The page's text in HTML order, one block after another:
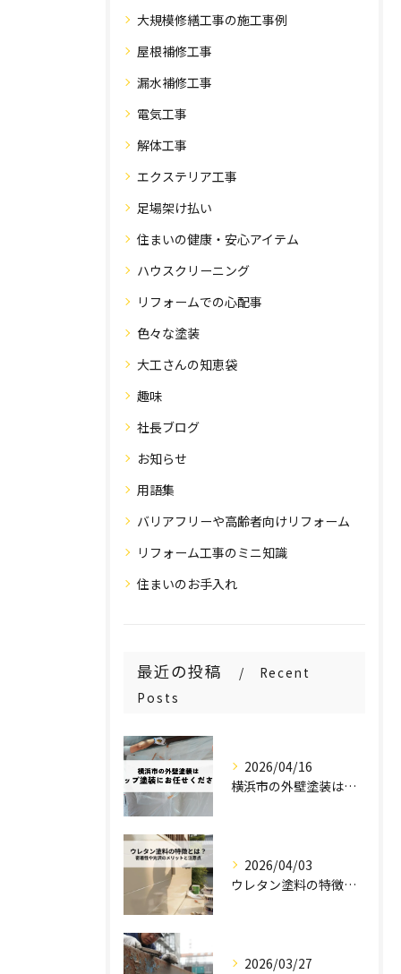
大規模修繕工事の施工事例
屋根補修工事
漏水補修工事
電気工事
解体工事
エクステリア工事
足場架け払い
住まいの健康・安心アイテム
ハウスクリーニング
リフォームでの心配事
色々な塗装
大工さんの知恵袋
趣味
社長ブログ
お知らせ
用語集
バリアフリーや高齢者向けリフォーム
リフォーム工事のミニ知識
住まいのお手入れ
最近の投稿
Recent
Posts
2026/04/16
横浜市の外壁塗装はステップ塗装にお任せください！
2026/04/03
ウレタン塗料の特徴とは？密着性や光沢のメリットと注意点を解説！
2026/03/27